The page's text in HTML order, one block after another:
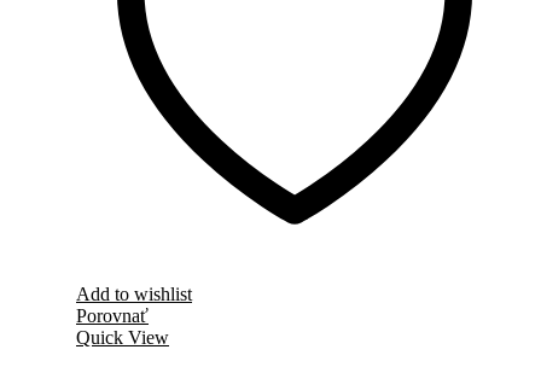
Add to wishlist
Porovnať
Quick View